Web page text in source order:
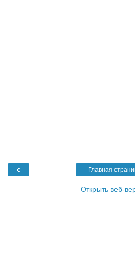
‹ Главная
Открыть веб-